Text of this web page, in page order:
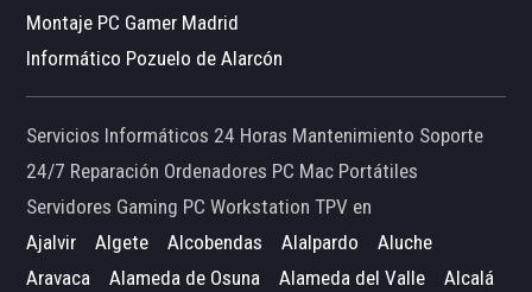
Montaje PC Gamer Madrid
Informático Pozuelo de Alarcón
Servicios Informáticos 24 Horas Mantenimiento Soporte
24/7 Reparación Ordenadores PC Mac Portátiles
Servidores Gaming PC Workstation TPV en
Ajalvir
Algete Alcobendas Alalpardo
Aluche
Aravaca
Alameda de Osuna Alameda del Valle
Alcalá